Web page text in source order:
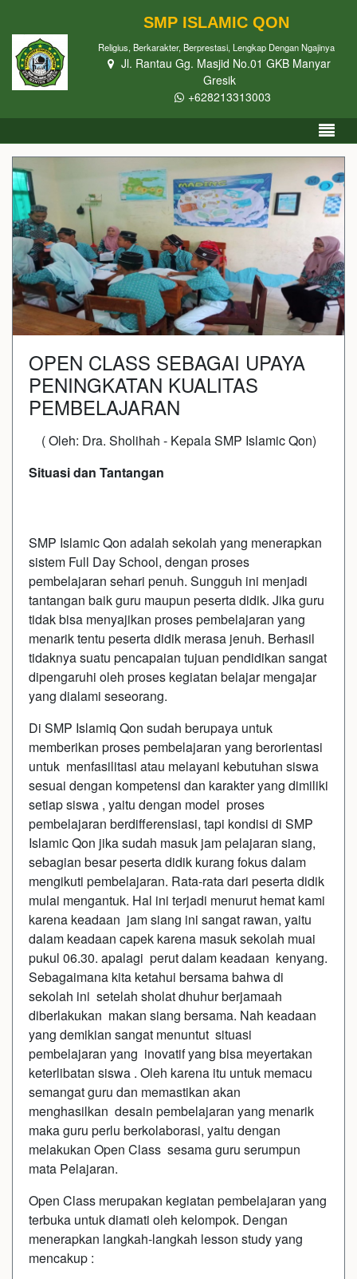
SMP ISLAMIC QON
Religius, Berkarakter, Berprestasi, Lengkap Dengan Ngajinya
Jl. Rantau Gg. Masjid No.01 GKB Manyar
Gresik
+628213313003
OPEN CLASS SEBAGAI UPAYA
PENINGKATAN KUALITAS
PEMBELAJARAN
( Oleh: Dra. Sholihah - Kepala SMP Islamic Qon)
Situasi dan Tantangan
SMP Islamic Qon adalah sekolah yang menerapkan
sistem Full Day School, dengan proses
pembelajaran sehari penuh. Sungguh ini menjadi
tantangan baik guru maupun peserta didik. Jika guru
tidak bisa menyajikan proses pembelajaran yang
menarik tentu peserta didik merasa jenuh. Berhasil
tidaknya suatu pencapaian tujuan pendidikan sangat
dipengaruhi oleh proses kegiatan belajar mengajar
yang dialami seseorang.
Di SMP Islamiq Qon sudah berupaya untuk
memberikan proses pembelajaran yang berorientasi
untuk menfasilitasi atau melayani kebutuhan siswa
sesuai dengan kompetensi dan karakter yang dimiliki
setiap siswa , yaitu dengan model proses
pembelajaran berdifferensiasi, tapi kondisi di SMP
Islamic Qon jika sudah masuk jam pelajaran siang,
sebagian besar peserta didik kurang fokus dalam
mengikuti pembelajaran. Rata-rata dari peserta didik
mulai mengantuk. Hal ini terjadi menurut hemat kami
karena keadaan jam siang ini sangat rawan, yaitu
dalam keadaan capek karena masuk sekolah muai
pukul 06.30. apalagi perut dalam keadaan kenyang.
Sebagaimana kita ketahui bersama bahwa di
sekolah ini setelah sholat dhuhur berjamaah
diberlakukan makan siang bersama. Nah keadaan
yang demikian sangat menuntut situasi
pembelajaran yang inovatif yang bisa meyertakan
keterlibatan siswa . Oleh karena itu untuk memacu
semangat guru dan memastikan akan
menghasilkan desain pembelajaran yang menarik
maka guru perlu berkolaborasi, yaitu dengan
melakukan Open Class sesama guru serumpun
mata Pelajaran.
Open Class merupakan kegiatan pembelajaran yang
terbuka untuk diamati oleh kelompok. Dengan
menerapkan langkah-langkah lesson study yang
mencakup :